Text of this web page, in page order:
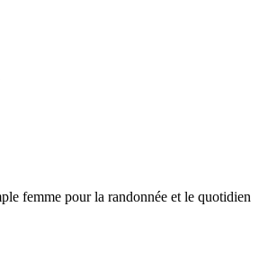
femme pour la randonnée et le quotidien